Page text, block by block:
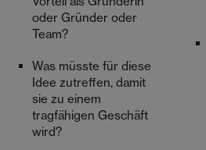
oder Gründer oder
Team?
Was müsste für diese
Idee zutreffen, damit
sie zu einem
tragfähigen Geschäft
wird?